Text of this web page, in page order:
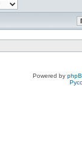
Powered by